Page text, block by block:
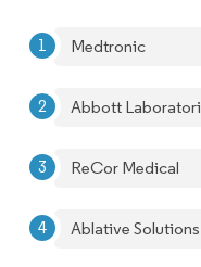
Medtronic
Abbott
ReCor Medical
Ablative Solutions